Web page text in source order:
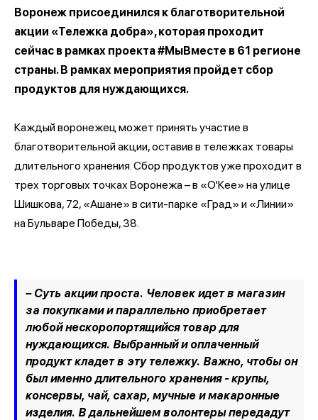
Воронеж присоединился к благотворительной
акции «Тележка добра», которая проходит
сейчас в рамках проекта #МыВместе в 61 регионе
страны. В рамках мероприятия пройдет сбор
продуктов для нуждающихся.
Каждый воронежец может принять участие в
благотворительной акции, оставив в тележках товары
длительного хранения. Сбор продуктов уже проходит в
трех торговых точках Воронежа – в «О'Кее» на улице
Шишкова, 72, «Ашане» в сити-парке «Град» и «Линии»
на Бульваре Победы, 38.
– Суть акции проста. Человек идет в магазин
за покупками и параллельно приобретает
любой нескоропортящийся товар для
нуждающихся. Выбранный и оплаченный
продукт кладет в эту тележку. Важно, чтобы он
был именно длительного хранения - крупы,
консервы, чай, сахар, мучные и макаронные
изделия. В дальнейшем волонтеры передадут